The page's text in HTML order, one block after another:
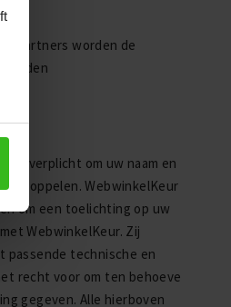
partners worden de
u verplicht om uw naam en
koppelen. WebwinkelKeur
om een toelichting op uw
WebwinkelKeur. Zij
passende technische en
recht voor om ten behoeve
gegeven. Alle hierboven